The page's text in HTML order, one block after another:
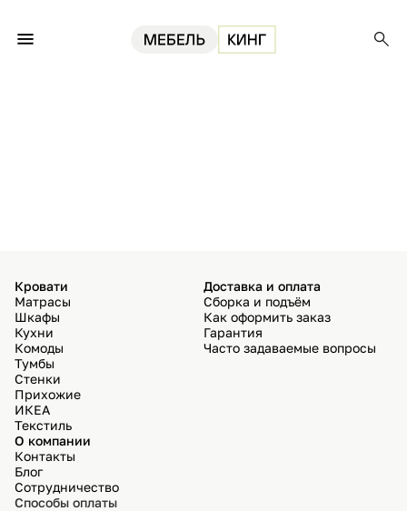
Кровати
Матрасы
Шкафы
Кухни
Комоды
Тумбы
Стенки
Прихожие
ИКЕА
Текстиль
Доставка и оплата
Сборка и подъём
Как оформить заказ
Гарантия
Часто задаваемые вопросы
О компании
Контакты
Блог
Сотрудничество
Способы оплаты